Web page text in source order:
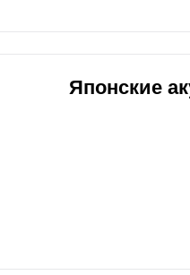
Японские